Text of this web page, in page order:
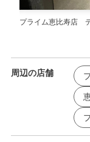
プライム恵比寿店
周辺の店舗